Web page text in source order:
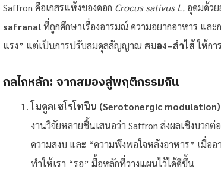
Saffron คือเกสรแห้งของดอก Crocus sativus L. อุดมด้ว
safranalที่ถูกศึกษาเรื่องอารมณ์ ความอยากอาหาร และ
แรง” แต่เป็นการปรับสมดุลสัญญาณ สมอง–ลำไส้ให้กา
กลไกหลัก: จากสมองสู่พฤติกรรมกิน
โมดูลเซโรโทนิน (Serotonergic modulation)
งานวิจัยหลายชิ้นเสนอว่า Saffron ส่งผลเชิงบวก
ความสงบ และ “ความพึงพอใจหลังอาหาร” เมื่อ
ทำให้เรา “รอ” มื้อหลักที่วางแผนไว้ได้ดีขึ้น